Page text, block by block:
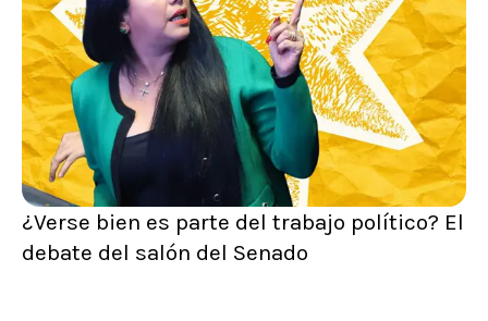
¿Verse bien es parte del trabajo político? El
debate del salón del Senado